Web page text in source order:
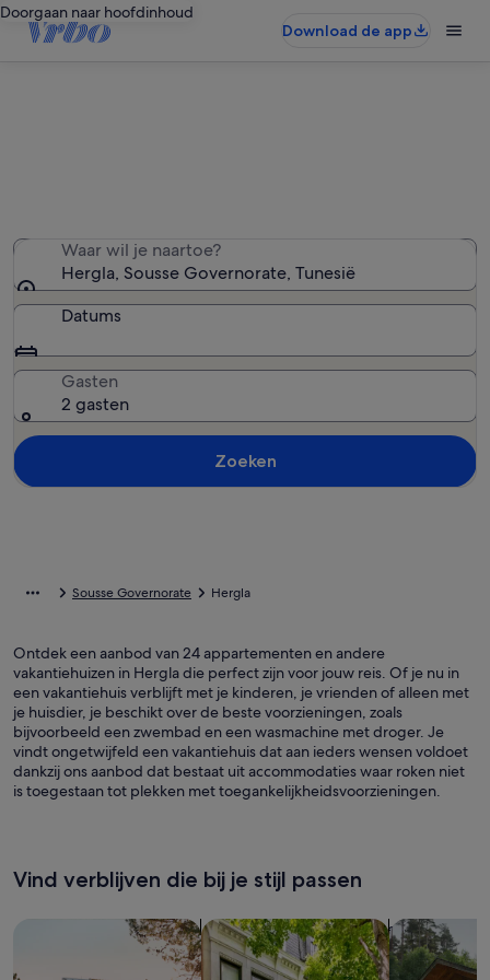
Doorgaan naar hoofdinhoud
Download de app
Waar wil je naartoe?
Hergla, Sousse Governorate, Tunesië
Datums
Gasten
2 gasten
Zoeken
Sousse Governorate Hergla
Ontdek een aanbod van 24 appartementen en andere
vakantiehuizen in Hergla die perfect zijn voor jouw reis. Of je nu in
een vakantiehuis verblijft met je kinderen, je vrienden of alleen met
je huisdier, je beschikt over de beste voorzieningen, zoals
bijvoorbeeld een zwembad en een wasmachine met droger. Je
vindt ongetwijfeld een vakantiehuis dat aan ieders wensen voldoet
dankzij ons aanbod dat bestaat uit accommodaties waar roken niet
is toegestaan tot plekken met toegankelijkheidsvoorzieningen.
Vind verblijven die bij je stijl passen
Zoeken naar huizen Zoeken naar flats/appartementen
Huisjes